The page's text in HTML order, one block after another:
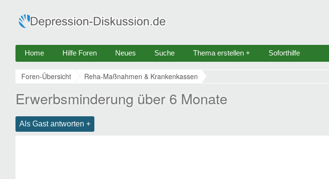
Home Hilfe Foren Neues Suche Thema erstellen + Soforthilfe
Foren-Übersicht Reha-Maßnahmen & Krankenkassen
Erwerbsminderung über 6 Monate
Als Gast antworten +